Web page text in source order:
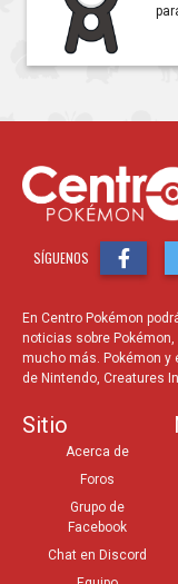
SÍGUENOS
En Centro Pokémon
noticias sobre
mucho más. Pokémon y
de Nintendo, Creatures
Sitio
Acerca de
Foros
Grupo de
Facebook
Chat en Discord